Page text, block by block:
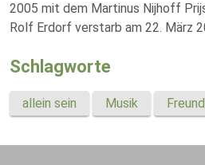
2005 mit dem Martinus Nijhoff
Rolf Erdorf verstarb am 22. März
Schlagworte
allein sein Musik